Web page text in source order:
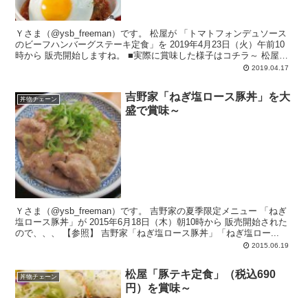
Ｙさま（@ysb_freeman）です。 松屋が 「トマトフォンデュソース
のビーフハンバーグステーキ定食」を 2019年4月23日（火）午前10
時から 販売開始しますね。 ■実際に賞味した様子はコチラ～ 松屋
2019.04.17
丼物チェーン
吉野家「ねぎ塩ロース豚丼」を大
盛で賞味～
Ｙさま（@ysb_freeman）です。 吉野家の夏季限定メニュー 「ねぎ
塩ロース豚丼」が 2015年6月18日（木）朝10時から 販売開始された
ので、、、 【参照】 吉野家「ねぎ塩ロース豚丼」「ねぎ塩ロー...
2015.06.19
丼物チェーン
松屋「豚テキ定食」（税込690
円）を賞味～